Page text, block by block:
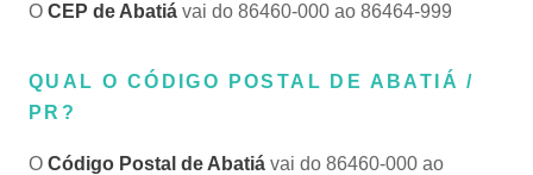
O CEP de Abatiá vai do 86460-000 ao 86464-999
QUAL O CÓDIGO POSTAL DE ABATIÁ /
PR?
O Código Postal de Abatiá vai do 86460-000 ao